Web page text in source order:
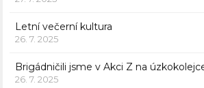
Letní večerní kultura
26. 7. 2025
Brigádničili jsme v Akci Z na
26. 7. 2025